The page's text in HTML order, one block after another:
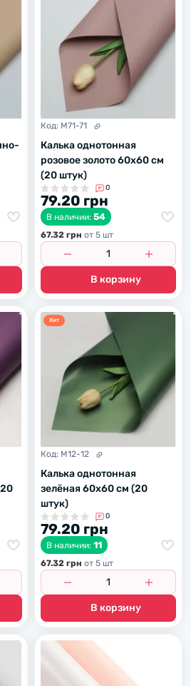
Код: M71-71
Калька однотонная
розовое золото 60х60 см
(20 штук)
0
79.20 грн
В наличии: 54
67.32 грн от 5 шт
В корзину
Хит
Код: M12-12
Калька однотонная
зелёная 60х60 см (20
штук)
0
79.20 грн
В наличии: 11
67.32 грн от 5 шт
В корзину